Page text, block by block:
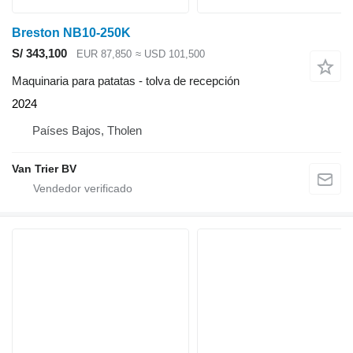
Breston NB10-250K
S/ 343,100
EUR 87,850 ≈ USD 101,500
Maquinaria para patatas - tolva de recepción
2024
Países Bajos, Tholen
Van Trier BV